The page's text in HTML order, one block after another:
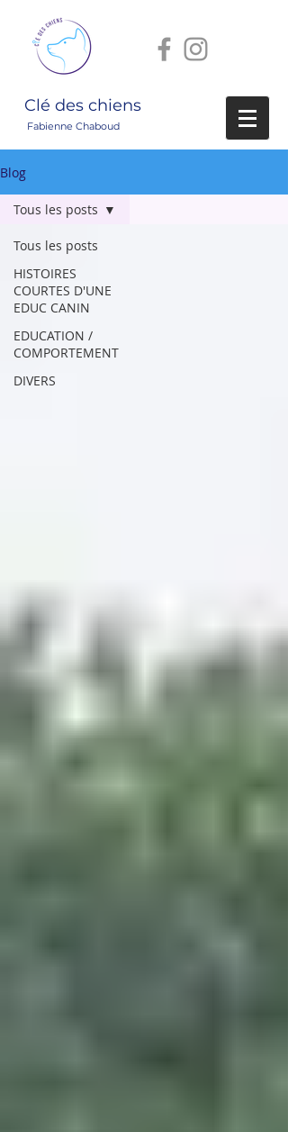
Clé des chiens
Fabienne Chaboud
Blog
Tous les posts
HISTOIRES
COURTES D'UNE
EDUC CANIN
EDUCATION /
COMPORTEMENT
DIVERS
Tous les posts